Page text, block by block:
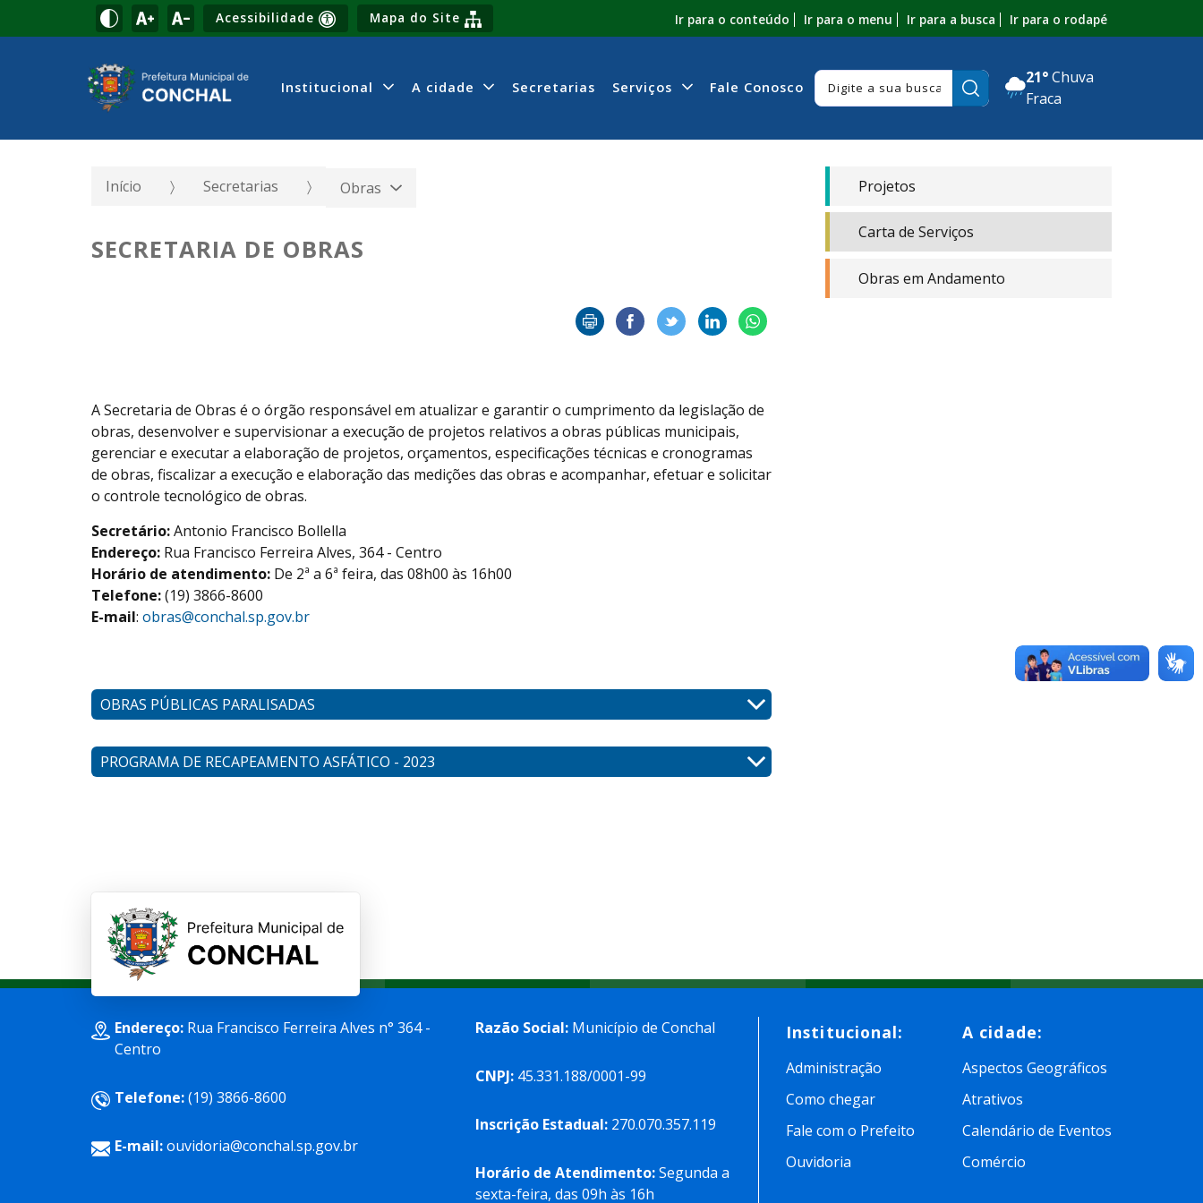
Acessibilidade Mapa do Site Ir para o conteúdo Ir para o menu Ir para a busca Ir para o rodapé
Institucional A cidade Secretarias Serviços Fale Conosco Pesquisar:
21° Chuva
Fraca
Início Secretarias Obras
SECRETARIA DE OBRAS
A Secretaria de Obras é o órgão responsável em atualizar e garantir o cumprimento da legislação de
obras, desenvolver e supervisionar a execução de projetos relativos a obras públicas municipais,
gerenciar e executar a elaboração de projetos, orçamentos, especificações técnicas e cronogramas
de obras, fiscalizar a execução e elaboração das medições das obras e acompanhar, efetuar e solicitar
o controle tecnológico de obras.
Secretário:Antonio Francisco Bollella
Endereço: Rua Francisco Ferreira Alves, 364 - Centro
Horário de atendimento: De 2ª a 6ª feira, das 08h00 às 16h00
Telefone:(19) 3866-8600
E-mail: obras@conchal.sp.gov.br
OBRAS PÚBLICAS PARALISADAS
PROGRAMA DE RECAPEAMENTO ASFÁTICO - 2023
Projetos
Carta de Serviços
Obras em Andamento
Endereço:Rua Francisco Ferreira Alves n° 364 -
Centro
Telefone:(19) 3866-8600
E-mail:ouvidoria@conchal.sp.gov.br
Razão Social: Município de Conchal
CNPJ: 45.331.188/0001-99
Inscrição Estadual: 270.070.357.119
Horário de Atendimento:Segunda a
sexta-feira, das 09h às 16h
Institucional:
Administração
Como chegar
Fale com o Prefeito
Ouvidoria
A cidade:
Aspectos Geográficos
Atrativos
Calendário de Eventos
Comércio